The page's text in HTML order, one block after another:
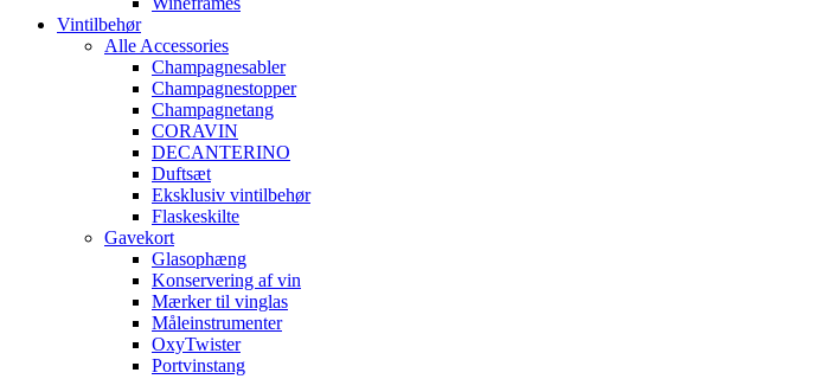
Vintilbehør
Alle Accessories
Champagnesabler
Champagnestopper
Champagnetang
CORAVIN
DECANTERINO
Duftsæt
Eksklusiv vintilbehør
Flaskeskilte
Gavekort
Glasophæng
Konservering af vin
Mærker til vinglas
Måleinstrumenter
OxyTwister
Portvinstang